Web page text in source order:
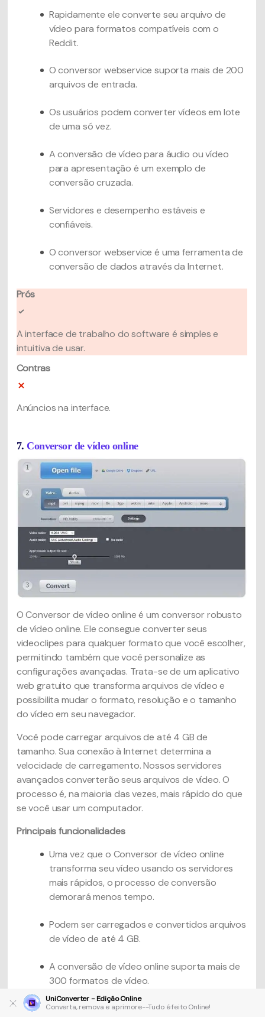
Rapidamente ele converte seu arquivo de
vídeo para formatos compatíveis com o
Reddit.
O conversor webservice suporta mais de 200
arquivos de entrada.
Os usuários podem converter vídeos em lote
de uma só vez.
A conversão de vídeo para áudio ou vídeo
para apresentação é um exemplo de
conversão cruzada.
Servidores e desempenho estáveis e
confiáveis.
O conversor webservice é uma ferramenta de
conversão de dados através da Internet.
Prós
A interface de trabalho do software é simples e
intuitiva de usar.
Contras
Anúncios na interface.
7. Conversor de vídeo online
O Conversor de vídeo online é um conversor robusto
de vídeo online. Ele consegue converter seus
videoclipes para qualquer formato que você escolher,
permitindo também que você personalize as
configurações avançadas. Trata-se de um aplicativo
web gratuito que transforma arquivos de vídeo e
possibilita mudar o formato, resolução e o tamanho
do vídeo em seu navegador.
Você pode carregar arquivos de até 4 GB de
tamanho. Sua conexão à Internet determina a
velocidade de carregamento. Nossos servidores
avançados converterão seus arquivos de vídeo. O
processo é, na maioria das vezes, mais rápido do que
se você usar um computador.
Principais funcionalidades
Uma vez que o Conversor de vídeo online
transforma seu vídeo usando os servidores
mais rápidos, o processo de conversão
demorará menos tempo.
Podem ser carregados e convertidos arquivos
de vídeo de até 4 GB.
A conversão de vídeo online suporta mais de
300 formatos de vídeo.
A quantidade de arquivos que você pode
UniConverter - Edição Online
Converta, remova e aprimore--Tudo é feito Online!